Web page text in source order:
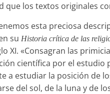
los textos originales
esta preciosa
su Historia crítica de las
XI. «Consagran las
científica por el estudio
a estudiar la posición de
del sol, de la luna y de